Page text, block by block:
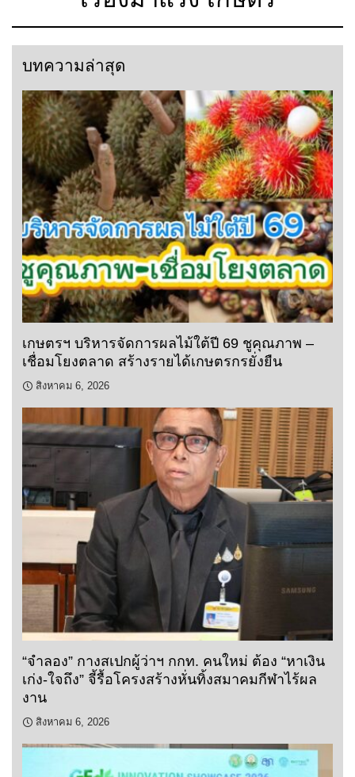
บทความล่าสุด
เกษตรฯ บริหารจัดการผลไม้ใต้ปี 69 ชูคุณภาพ –
เชื่อมโยงตลาด สร้างรายได้เกษตรกรยั่งยืน
สิงหาคม 6, 2026
“จำลอง” กางสเปกผู้ว่าฯ กกท. คนใหม่ ต้อง “หาเงิน
เก่ง-ใจถึง” จี้รื้อโครงสร้างหั่นทิ้งสมาคมกีฬาไร้ผล
งาน
สิงหาคม 6, 2026